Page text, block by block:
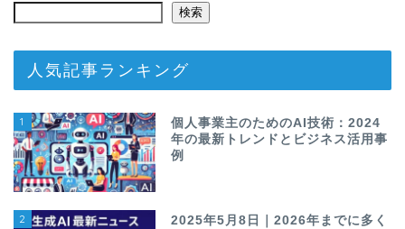
検索
人気記事ランキング
1
個人事業主のためのAI技術：2024
年の最新トレンドとビジネス活用事
例
2
2025年5月8日｜2026年までに多く